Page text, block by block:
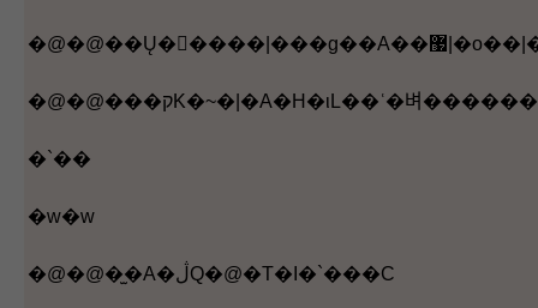
�`��
�w�w
�@�@�̫�A�ڷQ�@�T�I�`���C